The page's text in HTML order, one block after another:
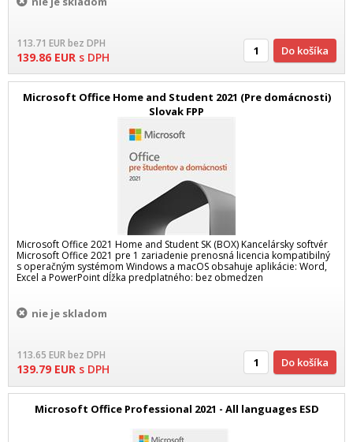
113.71 EURbez DPH
139.86 EUR s DPH Do košíka
Microsoft Office Home and Student 2021 (Pre domácnosti)
Slovak FPP
Microsoft Office 2021 Home and Student SK (BOX) Kancelársky softvér
Microsoft Office 2021 pre 1 zariadenie prenosná licencia kompatibilný
s operačným systémom Windows a macOS obsahuje aplikácie: Word,
Excel a PowerPoint dĺžka predplatného: bez obmedzen
nie je skladom
113.65 EURbez DPH
139.79 EUR s DPH Do košíka
Microsoft Office Professional 2021 - All languages ESD